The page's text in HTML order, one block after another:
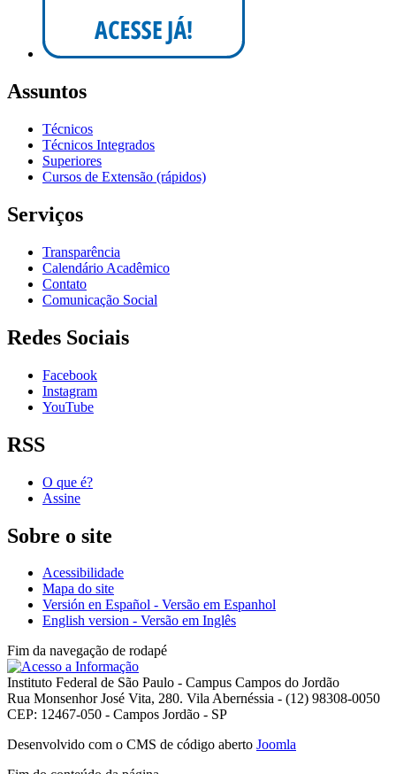
Assuntos
Técnicos
Técnicos Integrados
Superiores
Cursos de Extensão (rápidos)
Serviços
Transparência
Calendário Acadêmico
Contato
Comunicação Social
Redes Sociais
Facebook
Instagram
YouTube
RSS
O que é?
Assine
Sobre o site
Acessibilidade
Mapa do site
Versión en Español - Versão em Espanhol
English version - Versão em Inglês
Fim da navegação de rodapé
Instituto Federal de São Paulo - Campus Campos do Jordão
Rua Monsenhor José Vita, 280. Vila Abernéssia - (12) 98308-0050
CEP: 12467-050 - Campos Jordão - SP
Desenvolvido com o CMS de código aberto Joomla